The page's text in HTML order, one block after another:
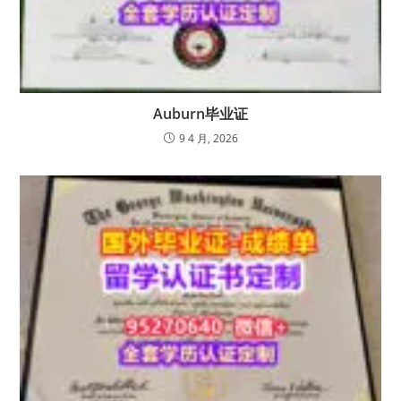
Auburn毕业证
9 4 月, 2026